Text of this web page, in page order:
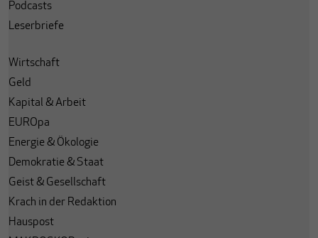
Podcasts
Leserbriefe
Wirtschaft
Geld
Kapital & Arbeit
EUROpa
Energie & Ökologie
Demokratie & Staat
Geist & Gesellschaft
Krach in der Redaktion
Hauspost